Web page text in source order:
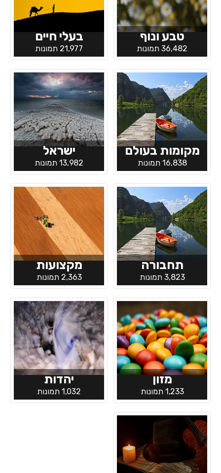
טבע ונוף
36,482 תמונות
בעלי חיים
21,977 תמונות
מקומות בעולם
16,838 תמונות
ישראל
13,982 תמונות
תחבורה
3,823 תמונות
מקצועות
2,363 תמונות
מזון
1,233 תמונות
יהדות
1,032 תמונות